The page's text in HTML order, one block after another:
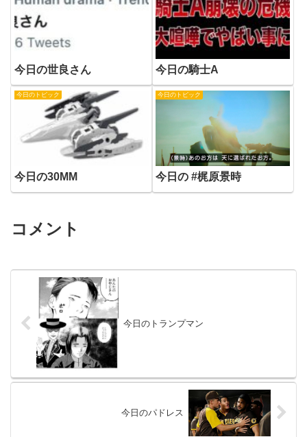
今日の世良さん 今日の騎士A
今日のトピック
今日の30MM
今日のトピック
今日の #梶原景時
コメント
今日のトランプマン
今日のパドレス